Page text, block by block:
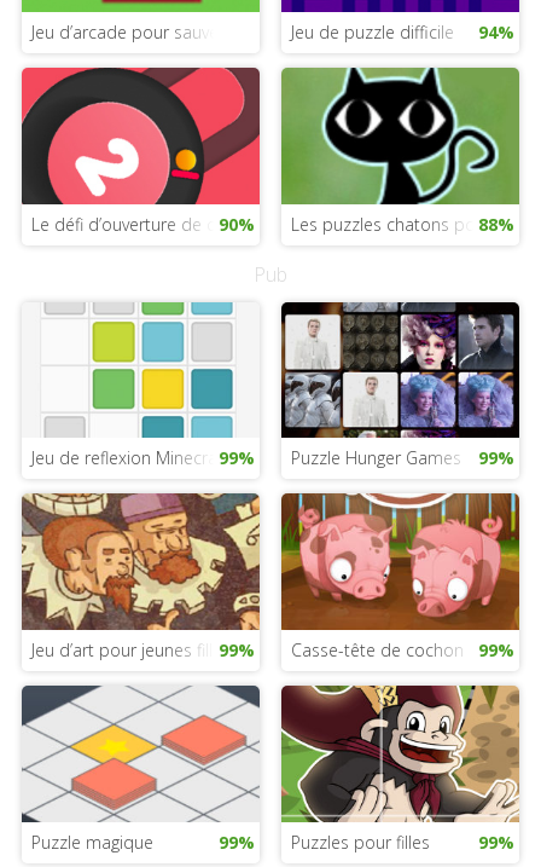
Jeu d’arcade pour sauver un oiseauJeu de puzzle difficile 94%
Le défi d’ouverture de cadenas
90% Les puzzles chatons pour filles
88%
Pub
Jeu de reflexion Minecraft99% Puzzle Hunger Games 99%
Jeu d’art pour jeunes filles99% Casse-tête de cochon 99%
Puzzle magique 99% Puzzles pour filles 99%